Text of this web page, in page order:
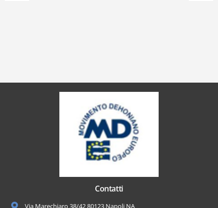
Contatti
Via Marechiaro 38/42 80123 Napoli NA